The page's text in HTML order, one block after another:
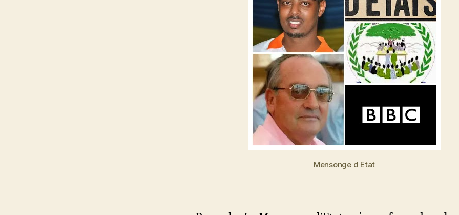
Mensonge d Etat